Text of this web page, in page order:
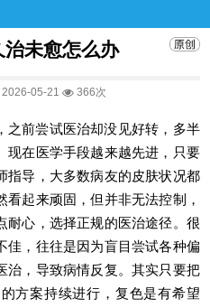
未愈怎么办
2026-05-21 366次
之前尝试医治却没见好转，多半
现在医学手段越来越先进，只要
指导，大多数病友的皮肤状况都
起来顽固，但并非无法控制，
耐心，选择正规的医治途径。很
佳，往往是因为盲目尝试各种偏
治，导致病情反复。其实只要把
方案持续进行，复色是有希望